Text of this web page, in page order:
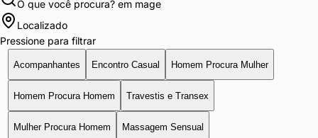
O que você procura? em mage
Localizado
Pressione para filtrar
Acompanhantes Encontro Casual Homem Procura Mulher
Homem Procura Homem Travestis e Transex
Mulher Procura Homem Massagem Sensual